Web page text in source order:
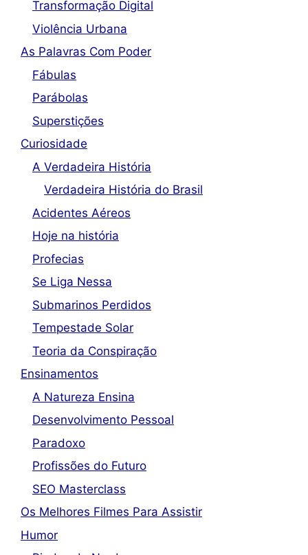
Transformação Digital
Violência Urbana
As Palavras Com Poder
Fábulas
Parábolas
Superstições
Curiosidade
A Verdadeira História
Verdadeira História do Brasil
Acidentes Aéreos
Hoje na história
Profecias
Se Liga Nessa
Submarinos Perdidos
Tempestade Solar
Teoria da Conspiração
Ensinamentos
A Natureza Ensina
Desenvolvimento Pessoal
Paradoxo
Profissões do Futuro
SEO Masterclass
Os Melhores Filmes Para Assistir
Humor